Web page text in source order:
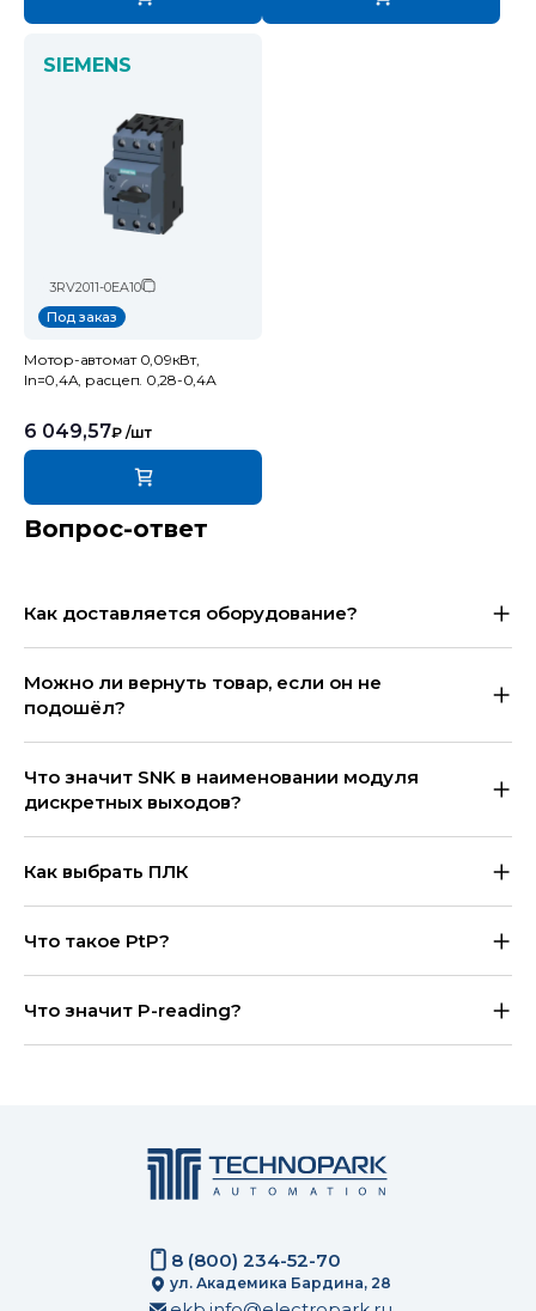
SIEMENS
3RV2011-0EA10
Под заказ
Мотор-автомат 0,09кВт,
In=0,4A, расцеп. 0,28-0,4А
6 049,57₽ /шт
Вопрос-ответ
Как доставляется оборудование?
Можно ли вернуть товар, если он не
подошёл?
Что значит SNK в наименовании модуля
дискретных выходов?
Как выбрать ПЛК
Что такое PtP?
Что значит P-reading?
8 (800) 234-52-70
ул. Академика Бардина, 28